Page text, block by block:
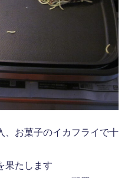
、お菓子のイカフライで十
果たします